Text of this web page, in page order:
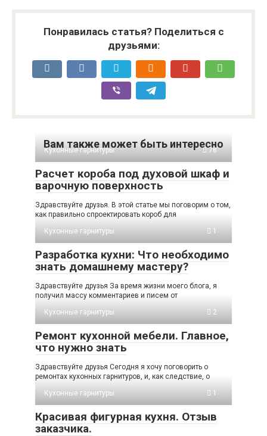
Понравилась статья? Поделиться с
друзьями:
Вам также может быть интересно
Кухонные гарнитуры 78
Расчет короба под духовой шкаф и
варочную поверхность
Здравствуйте друзья. В этой статье мы поговорим о том,
как правильно спроектировать короб для
Кухонные гарнитуры
1
Разработка кухни: Что необходимо
знать домашнему мастеру?
Здравствуйте друзья За время жизни моего блога, я
получил массу комментариев и писем от
Кухонные гарнитуры
2
Ремонт кухонной мебели. Главное,
что нужно знать
Здравствуйте друзья Сегодня я хочу поговорить о
ремонтах кухонных гарнитуров, и, как следствие, о
Кухонные гарнитуры
1
Красивая фигурная кухня. Отзыв
заказчика.